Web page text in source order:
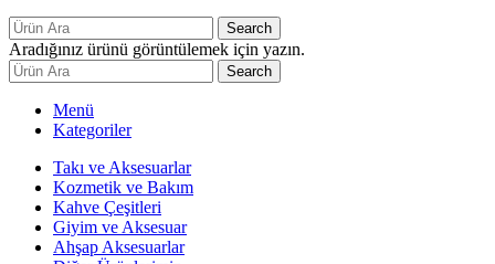
Search
Aradığınız ürünü görüntülemek için yazın.
Search
Menü
Kategoriler
Takı ve Aksesuarlar
Kozmetik ve Bakım
Kahve Çeşitleri
Giyim ve Aksesuar
Ahşap Aksesuarlar